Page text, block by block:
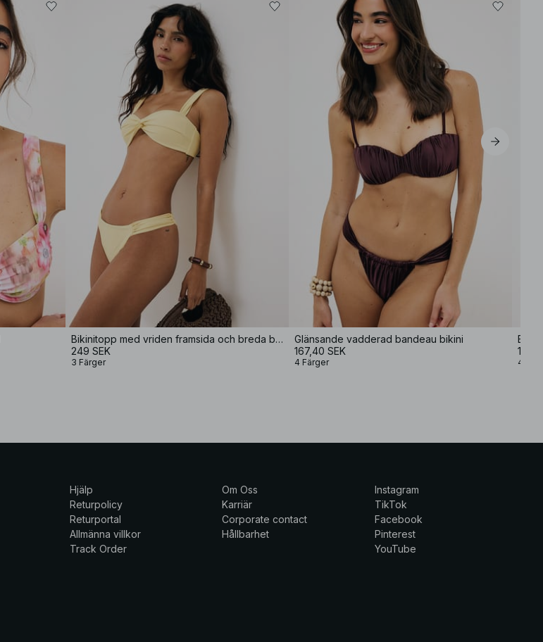
Bikinitopp med vriden framsida och breda band
249 SEK
3 Färger
Glänsande vadderad bandeau bikini
167,40 SEK
4 Färger 4
Hjälp
Returpolicy
Returportal
Allmänna villkor
Track Order
Om Oss
Karriär
Corporate contact
Hållbarhet
Instagram
TikTok
Facebook
Pinterest
YouTube